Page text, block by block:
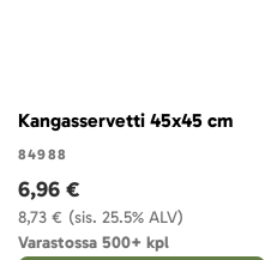
Kangasservetti 45x45 cm
84988
(sis. 25.5% ALV)
8,73 €
6,96 €
Varastossa 500+ kpl